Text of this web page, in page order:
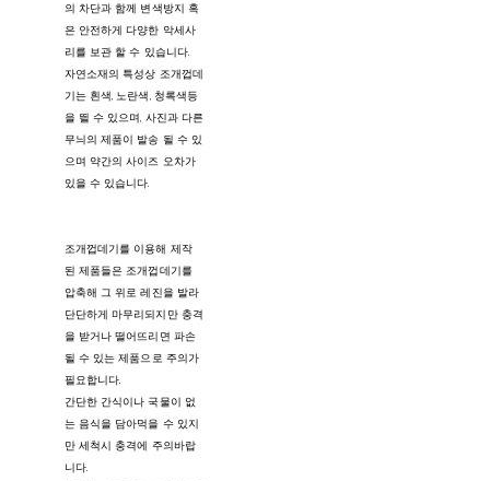
의 차단과 함께 변색방지 혹
은 안전하게 다양한 악세사
리를 보관 할 수 있습니다.
자연소재의 특성상 조개껍데
기는 흰색, 노란색, 청록색등
을 띌 수 있으며, 사진과 다른
무늬의 제품이 발송 될 수 있
으며 약간의 사이즈 오차가
있을 수 있습니다.
조개껍데기를 이용해 제작
된 제품들은 조개껍데기를
압축해 그 위로 레진을 발라
단단하게 마무리되지만 충격
을 받거나 떨어뜨리면 파손
될 수 있는 제품으로 주의가
필요합니다.
간단한 간식이나 국물이 없
는 음식을 담아먹을 수 있지
만 세척시 충격에 주의바랍
니다.